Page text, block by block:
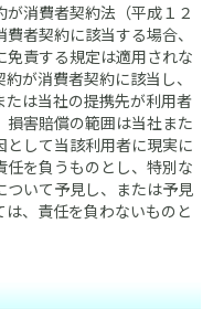
消費者契約法（平成１２
者契約に該当する場合、
責する規定は適用されな
が消費者契約に該当し、
たは当社の提携先が利用者
損害賠償の範囲は当社また
として当該利用者に現実に
を負うものとし、特別な
いて予見し、または予見
、責任を負わないものと